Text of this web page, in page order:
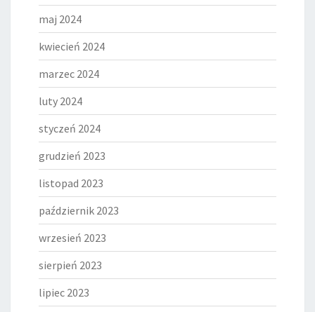
maj 2024
kwiecień 2024
marzec 2024
luty 2024
styczeń 2024
grudzień 2023
listopad 2023
październik 2023
wrzesień 2023
sierpień 2023
lipiec 2023